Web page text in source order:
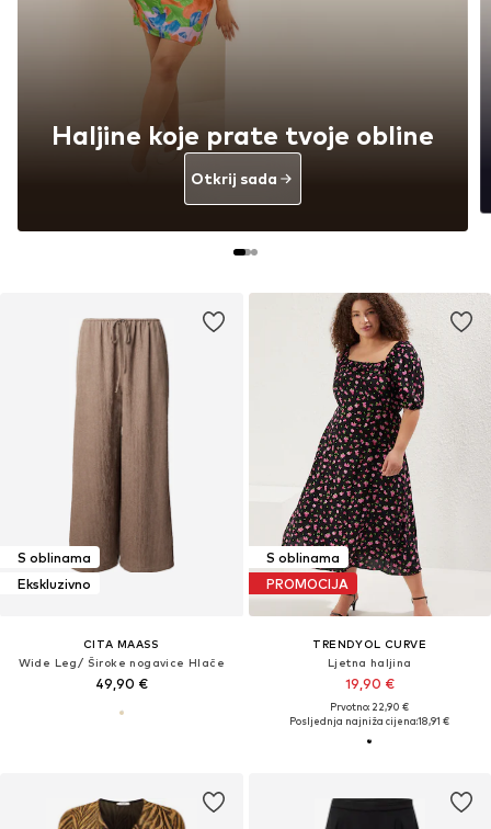
Haljine koje prate tvoje obline
Otkrij sada
S oblinama
Ekskluzivno
CITA MAASS
Wide Leg/ Široke nogavice Hlače
49,90 €
S oblinama
PROMOCIJA
TRENDYOL CURVE
Ljetna haljina
19,90 €
Prvotno: 22,90 €
Posljednja najniža cijena:18,91 €